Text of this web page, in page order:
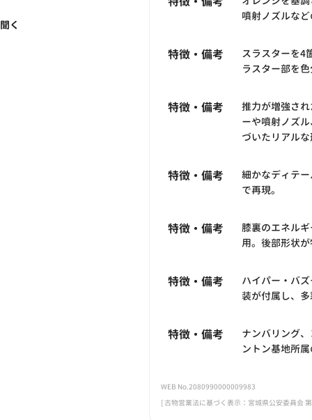
く
噴射ノズルな
特徴・備考
スラスターを4
ラスター部を
特徴・備考
推力が増強さ
ーや噴射ノズ
づいたリアル
特徴・備考
細かなディテ
で再現。
特徴・備考
膝裏のエネル
用。後部形状
特徴・備考
ハイパー・バ
装が付属し、
特徴・備考
ナンバリング
ントン基地所
WEB No.2080990000009983
[ 古物営業法に基づく表示：宮城県公安委員会